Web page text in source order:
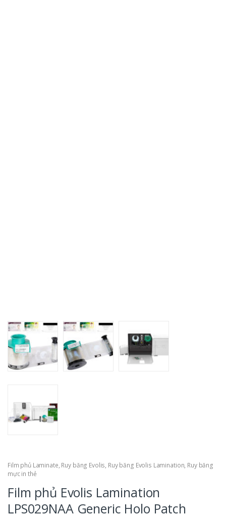
Film phủ Laminate, Ruy băng Evolis, Ruy băng Evolis Lamination, Ruy băng
mực in thẻ
Film phủ Evolis Lamination
LPS029NAA Generic Holo Patch